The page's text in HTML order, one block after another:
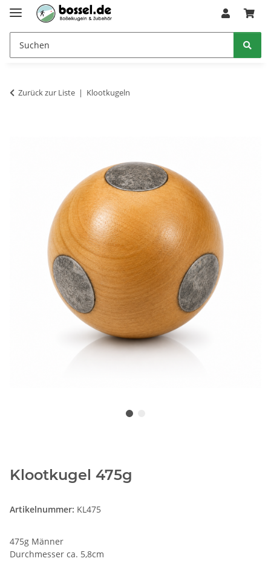
Zurück zur Liste Klootkugeln
Klootkugel 475g
Artikelnummer: KL475
475g Männer
Durchmesser ca. 5,8cm